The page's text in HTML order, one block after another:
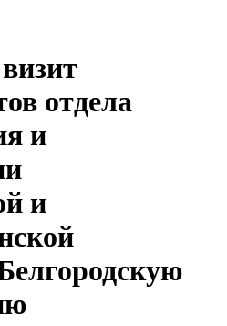
отдела
и
и